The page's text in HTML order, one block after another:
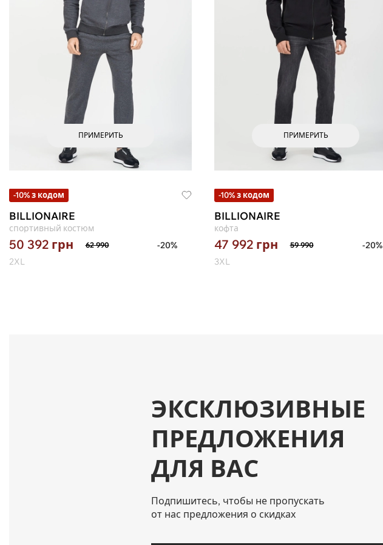
ПРИМЕРИТЬ
-10% з кодом
BILLIONAIRE
спортивный костюм
50 392 грн 62 990
-20%
2XL
ПРИМЕРИТЬ
-10% з кодом
BILLIONAIRE
кофта
47 992 грн 59 990
-20%
3XL
ЭКСКЛЮЗИВНЫЕ
ПРЕДЛОЖЕНИЯ
ДЛЯ ВАС
Подпишитесь, чтобы не пропускать
от нас предложения о скидках